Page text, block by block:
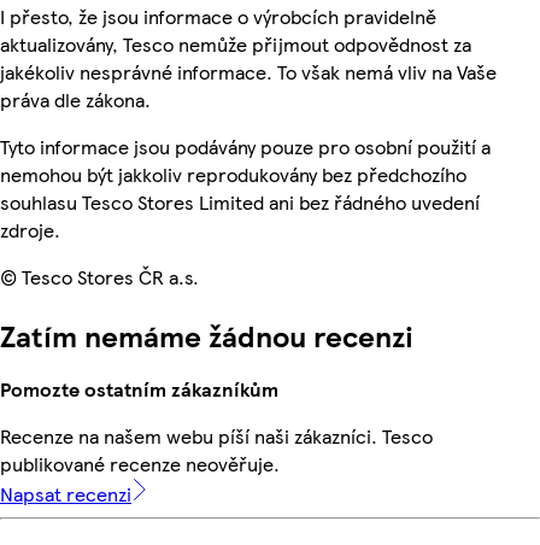
I přesto, že jsou informace o výrobcích pravidelně
aktualizovány, Tesco nemůže přijmout odpovědnost za
jakékoliv nesprávné informace. To však nemá vliv na Vaše
práva dle zákona.
Tyto informace jsou podávány pouze pro osobní použití a
nemohou být jakkoliv reprodukovány bez předchozího
souhlasu Tesco Stores Limited ani bez řádného uvedení
zdroje.
© Tesco Stores ČR a.s.
Zatím nemáme žádnou recenzi
Pomozte ostatním zákazníkům
Recenze na našem webu píší naši zákazníci. Tesco
publikované recenze neověřuje.
Napsat recenzi